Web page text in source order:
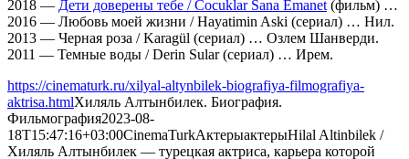
2018 — Дети доверены тебе / Cocuklar Sana Emanet (фильм) …
2016 — Любовь моей жизни / Hayatimin Aski (сериал) … Нил.
2013 — Черная роза / Karagül (сериал) … Озлем Шанверди.
2011 — Темные воды / Derin Sular (сериал) … Ирем.
https://cinematurk.ru/xilyal-altynbilek-biografiya-filmografiya-
aktrisa.htmlХиляль Алтынбилек. Биография.
Фильмография2023-08-
18T15:47:16+03:00CinemaTurkАктерыактерыHilal Altinbilek /
Хиляль Алтынбилек — турецкая актриса, карьера которой